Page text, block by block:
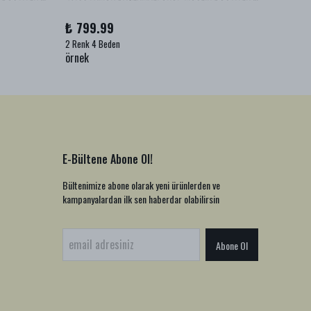
₺ 799.99
2 Renk 4 Beden
örnek
E-Bültene Abone Ol!
Bültenimize abone olarak yeni ürünlerden ve
kampanyalardan ilk sen haberdar olabilirsin
Abone Ol